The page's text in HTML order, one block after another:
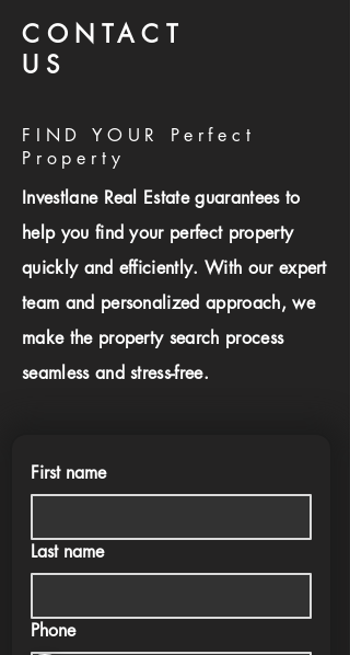
CONTACT
US
FIND YOUR Perfect
Property
Investlane Real Estate guarantees to
help you find your perfect property
quickly and efficiently. With our expert
team and personalized approach, we
make the property search process
seamless and stress-free.
First name
Last name
Phone